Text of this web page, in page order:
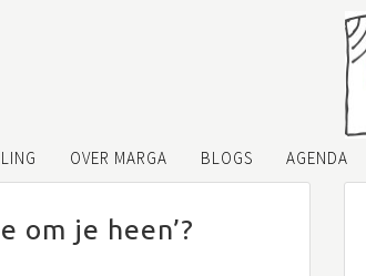
OVER MARGA BLOGS AGENDA
om je heen’?